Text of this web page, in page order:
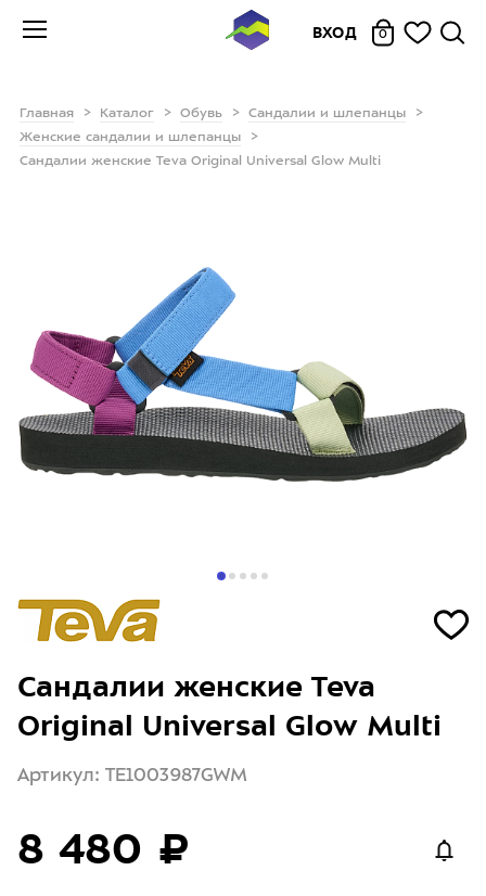
ВХОД 0
Главная Каталог Обувь
Сандалии и шлепанцы
Женские сандалии и шлепанцы
Сандалии женские Teva Original Universal Glow Multi
Сандалии женские Teva
Original Universal Glow Multi
Артикул: TE1003987GWM
8 480 ₽